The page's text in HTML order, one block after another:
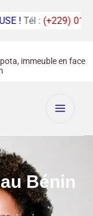
Tél : (+229) 01 67
immeuble en face
Bénin